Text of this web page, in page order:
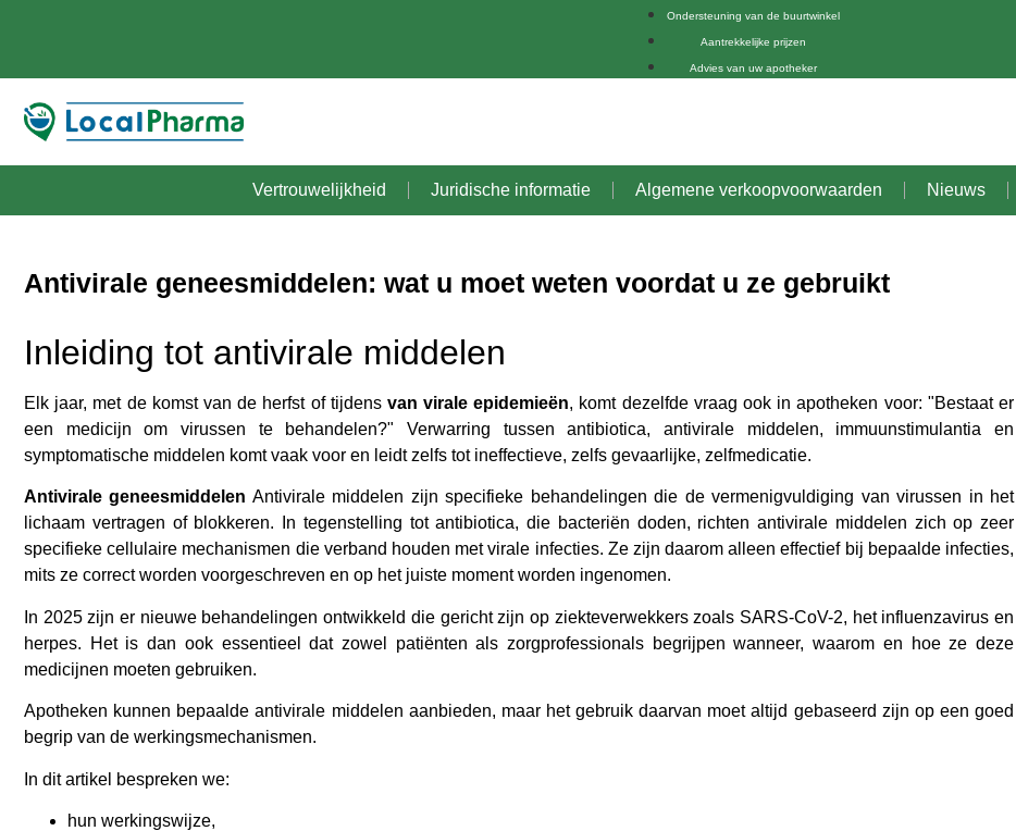
Ondersteuning van de buurtwinkel
Aantrekkelijke prijzen
Advies van uw apotheker
Vertrouwelijkheid Juridische informatie Algemene verkoopvoorwaarden Nieuws
Antivirale geneesmiddelen: wat u moet weten voordat u ze gebruikt
Inleiding tot antivirale middelen
Elk jaar, met de komst van de herfst of tijdens van virale epidemieën, komt dezelfde vraag ook in apotheken voor: "Bestaat er
een medicijn om virussen te behandelen?" Verwarring tussen antibiotica, antivirale middelen, immuunstimulantia en
symptomatische middelen komt vaak voor en leidt zelfs tot ineffectieve, zelfs gevaarlijke, zelfmedicatie.
Antivirale geneesmiddelen Antivirale middelen zijn specifieke behandelingen die de vermenigvuldiging van virussen in het
lichaam vertragen of blokkeren. In tegenstelling tot antibiotica, die bacteriën doden, richten antivirale middelen zich op zeer
specifieke cellulaire mechanismen die verband houden met virale infecties. Ze zijn daarom alleen effectief bij bepaalde infecties,
mits ze correct worden voorgeschreven en op het juiste moment worden ingenomen.
In 2025 zijn er nieuwe behandelingen ontwikkeld die gericht zijn op ziekteverwekkers zoals SARS-CoV-2, het influenzavirus en
herpes. Het is dan ook essentieel dat zowel patiënten als zorgprofessionals begrijpen wanneer, waarom en hoe ze deze
medicijnen moeten gebruiken.
Apotheken kunnen bepaalde antivirale middelen aanbieden, maar het gebruik daarvan moet altijd gebaseerd zijn op een goed
begrip van de werkingsmechanismen.
In dit artikel bespreken we:
hun werkingswijze,